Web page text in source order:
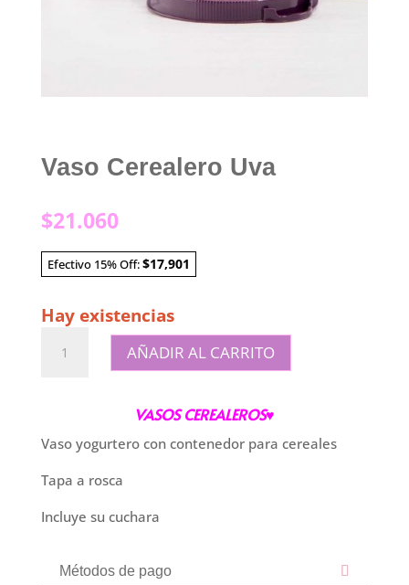
Vaso Cerealero Uva
$21.060
Efectivo 15% Off:$17,901
Hay existencias
Cerealero
AÑADIR AL CARRITO
VASOS CEREALEROS♥
Vaso yogurtero con contenedor para cereales
Tapa a rosca
Incluye su cuchara
Métodos de pago